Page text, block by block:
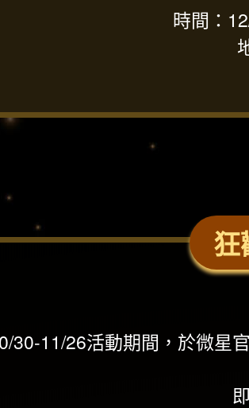
時間：
狂
30-11/26活動期間，於微星